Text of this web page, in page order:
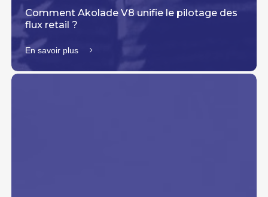
Comment Akolade V8 unifie le pilotage des
flux retail ?
En savoir plus